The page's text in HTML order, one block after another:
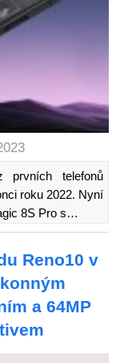
telefonů
roku 2022. Nyní
8S Pro s…
Reno10 v
a 64MP